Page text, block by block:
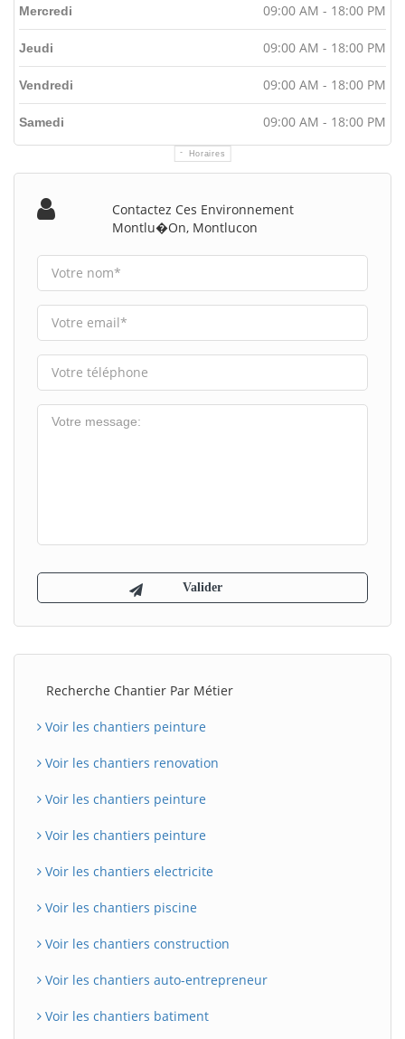
Horaires
Mercredi 09:00 AM - 18:00 PM
Jeudi 09:00 AM - 18:00 PM
Vendredi 09:00 AM - 18:00 PM
Samedi 09:00 AM - 18:00 PM
Contactez Ces Environnement
Montlu�on, Montlucon
Recherche Chantier Par Métier
Voir les chantiers peinture
Voir les chantiers renovation
Voir les chantiers peinture
Voir les chantiers peinture
Voir les chantiers electricite
Voir les chantiers piscine
Voir les chantiers construction
Voir les chantiers auto-entrepreneur
Voir les chantiers batiment